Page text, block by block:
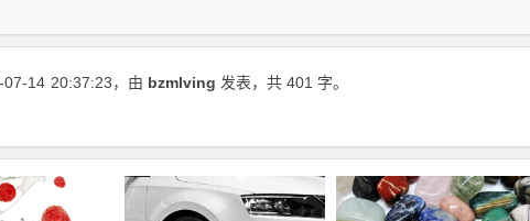
07-14 20:37:23，由 bzmlving 发表，共 401 字。